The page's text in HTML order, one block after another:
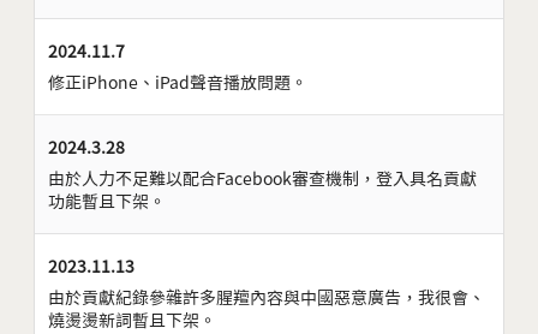
2024.11.7
修正iPhone、iPad聲音播放問題。
2024.3.28
由於人力不足難以配合Facebook審查機制，登入具名貢獻
功能暫且下架。
2023.11.13
由於貢獻紀錄參雜許多腥羶內容與中國惡意廣告，我很會、
燒燙燙新詞暫且下架。